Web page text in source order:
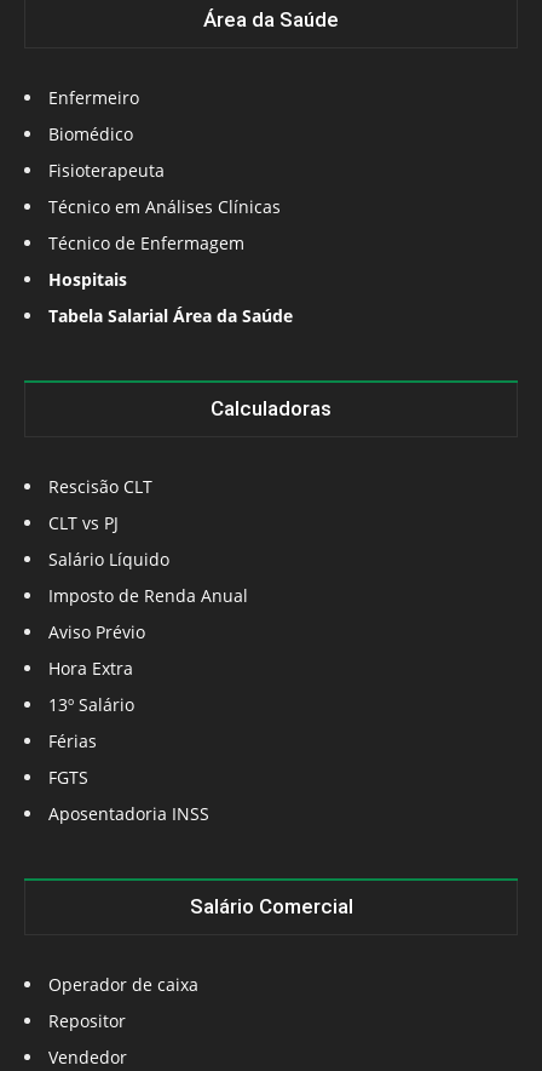
Área da Saúde
Enfermeiro
Biomédico
Fisioterapeuta
Técnico em Análises Clínicas
Técnico de Enfermagem
Hospitais
Tabela Salarial Área da Saúde
Calculadoras
Rescisão CLT
CLT vs PJ
Salário Líquido
Imposto de Renda Anual
Aviso Prévio
Hora Extra
13º Salário
Férias
FGTS
Aposentadoria INSS
Salário Comercial
Operador de caixa
Repositor
Vendedor